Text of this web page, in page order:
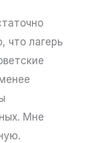
что лагерь
Мне